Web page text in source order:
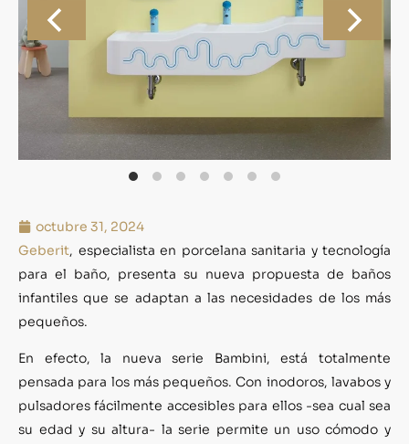
octubre 31, 2024
Geberit, especialista en porcelana sanitaria y tecnología
para el baño, presenta su nueva propuesta de baños
infantiles que se adaptan a las necesidades de los más
pequeños.
En efecto, la nueva serie Bambini, está totalmente
pensada para los más pequeños. Con inodoros, lavabos y
pulsadores fácilmente accesibles para ellos -sea cual sea
su edad y su altura- la serie permite un uso cómodo y